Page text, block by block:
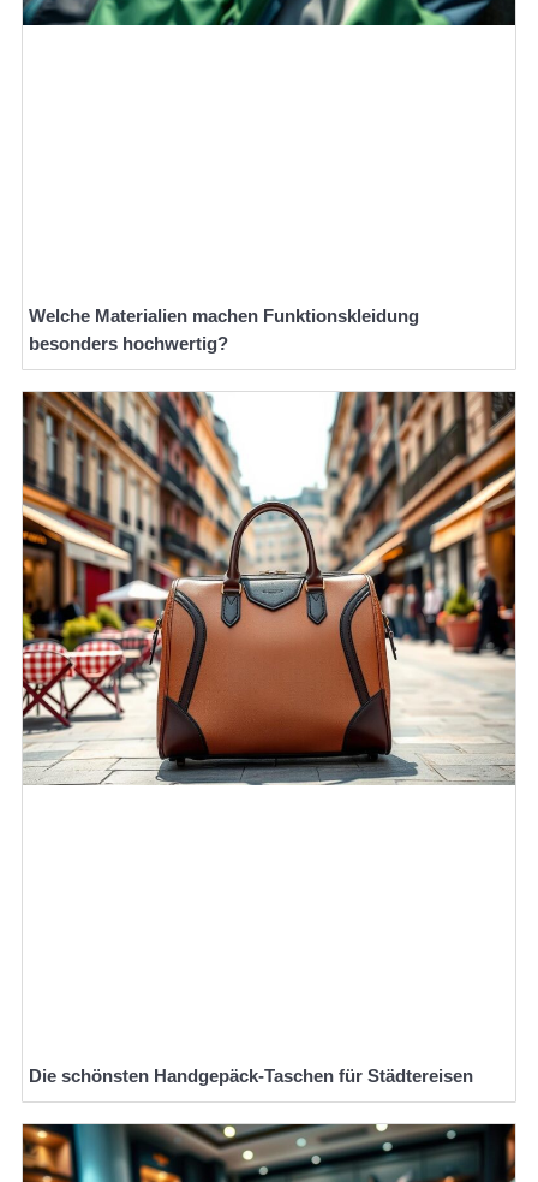
Welche Materialien machen Funktionskleidung
besonders hochwertig?
Die schönsten Handgepäck-Taschen für Städtereisen